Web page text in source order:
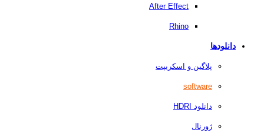
After Effect
Rhino
دانلودها
پلاگین و اسکریپت
software
دانلود HDRI
ژورنال